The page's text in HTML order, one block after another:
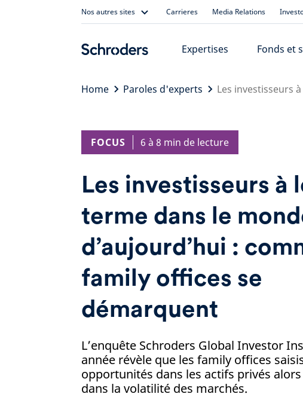
Nos autres sites Carrieres Media Relations
Expertises Fonds et
Home Paroles d'experts Les investisseurs
FOCUS 6 à 8 min de lecture
Les investisseurs à
terme dans le
d’aujourd’hui :
family offices se
démarquent
L’enquête Schroders Global Investor
année révèle que les family offices
opportunités dans les actifs privés
dans la volatilité des marchés.